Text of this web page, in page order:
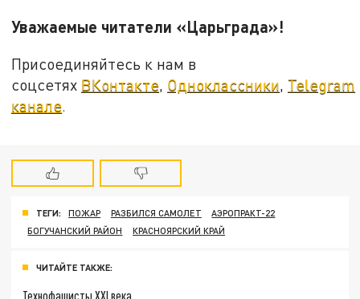
Уважаемые читатели «Царьграда»!
Присоединяйтесь к нам в
соцсетях ВКонтакте, Одноклассники, Telegram
канале.
ТЕГИ: ПОЖАР РАЗБИЛСЯ САМОЛЕТ
АЭРОПРАКТ-22
БОГУЧАНСКИЙ РАЙОН
КРАСНОЯРСКИЙ КРАЙ
ЧИТАЙТЕ ТАКЖЕ:
Технофашисты XXI века